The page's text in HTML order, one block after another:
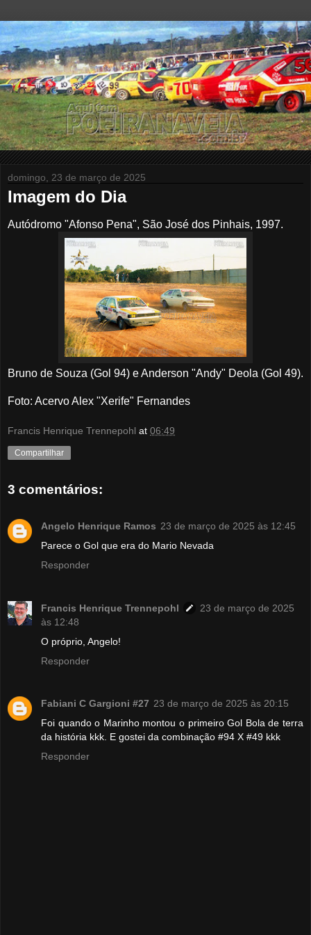
domingo, 23 de março de 2025
Imagem do Dia
Autódromo "Afonso Pena", São José dos Pinhais, 1997.
Bruno de Souza (Gol 94) e Anderson "Andy" Deola (Gol 49).
Foto: Acervo Alex "Xerife" Fernandes
Francis Henrique Trennepohl at 06:49
Compartilhar
3 comentários:
Angelo Henrique Ramos 23 de março de 2025 às 12:45
Parece o Gol que era do Mario Nevada
Responder
Francis Henrique Trennepohl
23 de março de 2025
às 12:48
O próprio, Angelo!
Responder
Fabiani C Gargioni #27 23 de março de 2025 às 20:15
Foi quando o Marinho montou o primeiro Gol Bola de terra
da história kkk. E gostei da combinação #94 X #49 kkk
Responder